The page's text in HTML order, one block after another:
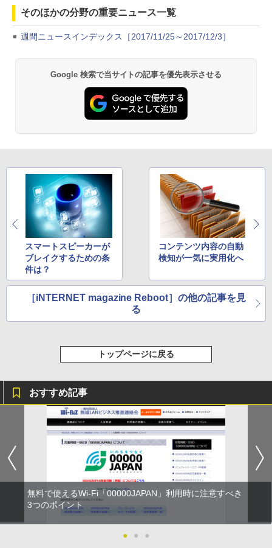
そのほかの分野の重要ニュース一覧
週間ニュースインデックス［2017/11/25～2017/12/3］
Google 検索で当サイトの記事を優先表示させる
スマートスピーカーが
ブレイクするための条
件は？
コンテンツ内容の自動
検知が一気に実用化へ
［iNTERNET magazine Reboot］の他の記事を見
る
トップページに戻る
おすすめ記事
無料で使えるWi-Fi「00000JAPAN」利用時に注意すべき
3つのポイント
● ● ●